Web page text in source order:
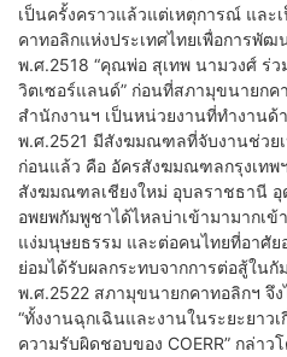
เป็นครั้งคราวแล้วแต่เหตุการณ์ และ
คาทอลิกแห่งประเทศไทยเพื่อการพัฒ
พ.ศ.2518 “คุณพ่อ สุเทพ นามวงศ์ ร่
วิตเซอร์แลนด์” ก่อนที่สภามุขนายกค
สำนักงานฯ เป็นหน่วยงานที่ทำงาน
พ.ศ.2521 มีสังฆมณฑลที่จับงานช่วย
ก่อนแล้ว คือ อัครสังฆมณฑลกรุงเท
สังฆมณฑลเชียงใหม่ อุบลราชธานี อุ
อพยพกัมพูชาได้ไหลบ่าเข้ามามากเ
แง่มนุษยธรรม และต่อคนไทยที่อาศั
ย่อมได้รับผลกระทบจากการต่อสู้ใน
พ.ศ.2522 สภามุขนายกคาทอลิกฯ จึ
“ทั้งงานฉุกเฉินและงานในระยะยาว
ความรับผิดชอบของ COERR” กล่า